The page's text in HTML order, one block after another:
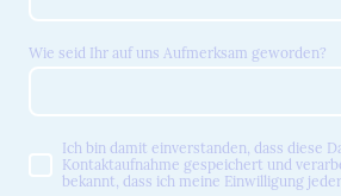
Wie seid Ihr auf uns Aufmerksam geworden?
Ich bin damit einverstanden, dass diese
Kontaktaufnahme gespeichert und
bekannt, dass ich meine Einwilligung